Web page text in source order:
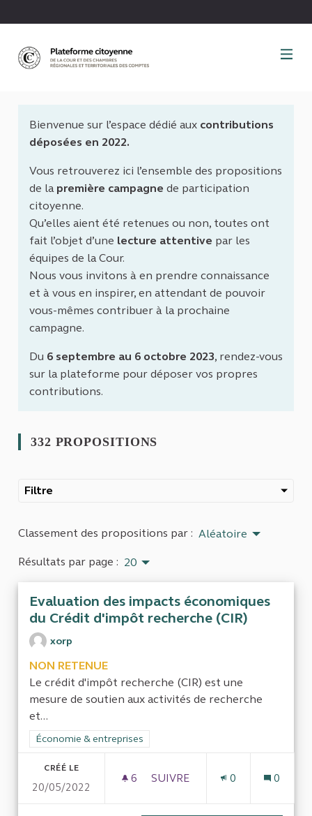
Bienvenue sur l’espace dédié aux contributions
déposées en 2022.
Vous retrouverez ici l’ensemble des propositions
de la première campagne de participation
citoyenne.
Qu’elles aient été retenues ou non, toutes ont
fait l’objet d’une lecture attentive par les
équipes de la Cour.
Nous vous invitons à en prendre connaissance
et à vous en inspirer, en attendant de pouvoir
vous-mêmes contribuer à la prochaine
campagne.
Du 6 septembre au 6 octobre 2023, rendez-vous
sur la plateforme pour déposer vos propres
contributions.
332 PROPOSITIONS
Filtre
Classement des propositions par : Aléatoire
Résultats par page : 20
Evaluation des impacts économiques
du Crédit d'impôt recherche (CIR)
xorp
NON RETENUE
Le crédit d'impôt recherche (CIR) est une
mesure de soutien aux activités de recherche
et...
Filtrer les résultats de la catégorie : Économie & entreprises
Économie & entreprises
CRÉÉ LE
20/05/2022
6 6 ABONNÉS
SUIVRE
0 0